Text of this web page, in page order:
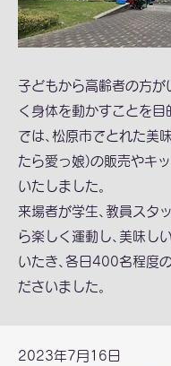
子どもから高齢者の方が
く身体を動かすことを目
では､松原市でとれた美
たら愛っ娘)の販売やキ
いたしました。
来場者が学生､教員スタ
ら楽しく運動し､美味し
いたき､各日400名程度
ださいました。
2023年7月16日